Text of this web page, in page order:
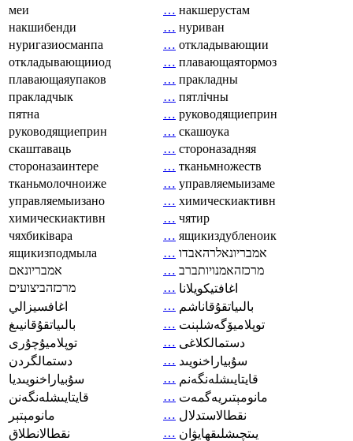
меи
… накшерустам
накшибенди
… нуриван
нуригазиосманпа
… откладывающии
откладывающииод
… плавающаятормоз
плавающаяупаков
… пракладны
пракладчык
… пятлічны
пятна
… руководящиеприн
руководящиеприн
… скашоука
скаштаваць
… стороназадняя
стороназаинтере
… тканьмножеств
тканьмолочноиже
… управляемыизаме
управляемыизано
… химическиактивн
химическиактивн
… чятир
чяхбиківара
… ящикиздубленоик
ящикизподмыла
… אמבריונאלרהאבדו
אמבריונאם
… מרכזהאמנויותברב
מרכזהביצועים
… اغافتيكويلانا
اغافسيزالي
… بالىياتقۇقاناشم
بالىياتقۇقانيىغ
… توپلاميۆگەشلېنت
توپلاميۇچۇرى
… دستمالکلاغی
دستمالگردن
… سۇبياراخنويىد
سۇبياراخنويىديا
… قايتايىشلەنگەنم
قايتايىشلەنگەنن
… مانومېتىريەگمەت
مانومېتېر
… نقطالاستدلال
نقطالانطلاق
… يىتچىشلىقھايۋان